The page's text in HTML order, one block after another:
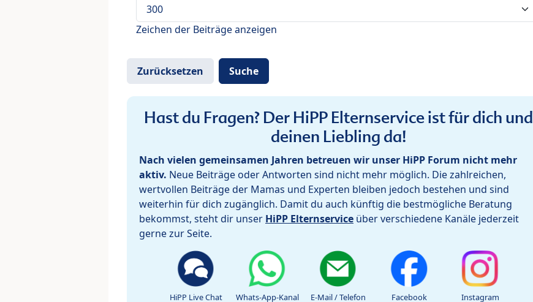
Zeichen der Beiträge anzeigen
Hast du Fragen? Der HiPP Elternservice ist für dich und
deinen Liebling da!
Nach vielen gemeinsamen Jahren betreuen wir unser HiPP Forum nicht mehr
aktiv. Neue Beiträge oder Antworten sind nicht mehr möglich. Die zahlreichen,
wertvollen Beiträge der Mamas und Experten bleiben jedoch bestehen und sind
weiterhin für dich zugänglich. Damit du auch künftig die bestmögliche Beratung
bekommst, steht dir unser HiPP Elternservice über verschiedene Kanäle jederzeit
gerne zur Seite.
HiPP Live Chat Whats-App-Kanal E-Mail / Telefon Facebook Instagram